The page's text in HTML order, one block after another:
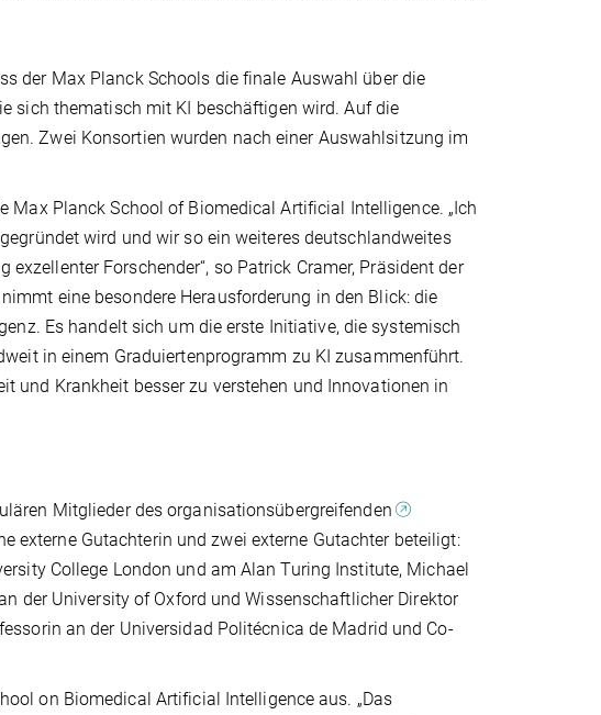
der Max Planck Schools die finale Auswahl über die
sich thematisch mit KI beschäftigen wird. Auf die
Zwei Konsortien wurden nach einer Auswahlsitzung im
Max Planck School of Biomedical Artificial Intelligence. „Ich
wird und wir so ein weiteres deutschlandweites
Forschender“, so Patrick Cramer, Präsident der
eine besondere Herausforderung in den Blick: die
Es handelt sich um die erste Initiative, die systemisch
in einem Graduiertenprogramm zu KI zusammenführt.
und Krankheit besser zu verstehen und Innovationen in
Mitglieder des organisationsübergreifenden
externe Gutachterin und zwei externe Gutachter beteiligt:
College London und am Alan Turing Institute, Michael
der University of Oxford und Wissenschaftlicher Direktor
an der Universidad Politécnica de Madrid und Co-
on Biomedical Artificial Intelligence aus. „Das